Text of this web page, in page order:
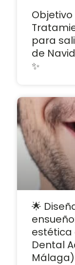
para
de
✨
🌟
estética
Dental
Málaga)